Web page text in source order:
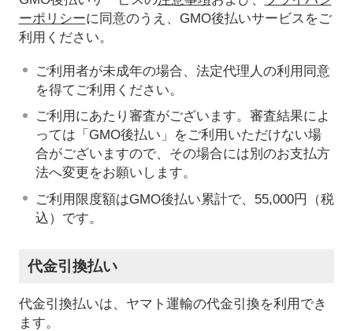
ーポリシーに同意のうえ、GMO後払いサービスをご
利用ください。
ご利用者が未成年の場合、法定代理人の利用同意
を得てご利用ください。
ご利用にあたり審査がございます。審査結果によ
っては「GMO後払い」をご利用いただけない場
合がございますので、その場合には別のお支払方
法へ変更をお願いします。
ご利用限度額はGMO後払い累計で、55,000円（税
込）です。
代金引換払い
代金引換払いは、ヤマト運輸の代金引換を利用でき
ます。